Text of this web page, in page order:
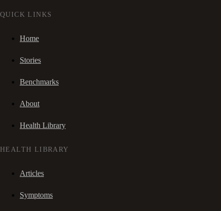
QUICK LINKS
Home
Stories
Benchmarks
About
Health Library
HEALTH LIBRARY
Articles
Symptoms